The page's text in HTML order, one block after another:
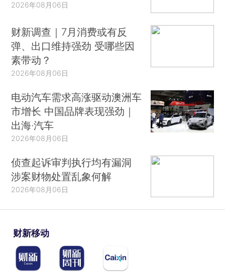
2026年08月06日
财新调查｜7月消费或有反
弹、出口维持强劲 受哪些因
素带动？
2026年08月06日
电动汽车需求高涨驱动澳洲车
市增长 中国品牌表现强劲｜
出海·汽车
2026年08月06日
侦查起诉审判执行均有漏洞
涉案财物处置乱象何解
2026年08月06日
财新移动